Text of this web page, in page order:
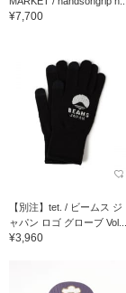
¥7,700
【別注】tet. / ビームス ジ
ャパン ロゴ グローブ Vol....
¥3,960